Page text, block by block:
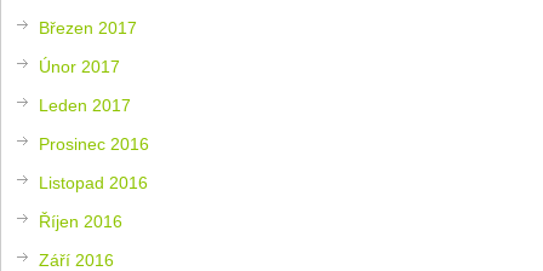
Březen 2017
Únor 2017
Leden 2017
Prosinec 2016
Listopad 2016
Říjen 2016
Září 2016